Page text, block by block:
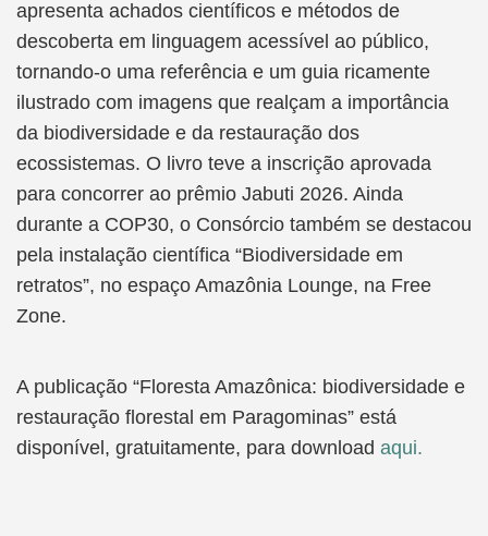
apresenta achados científicos e métodos de
descoberta em linguagem acessível ao público,
tornando-o uma referência e um guia ricamente
ilustrado com imagens que realçam a importância
da biodiversidade e da restauração dos
ecossistemas. O livro teve a inscrição aprovada
para concorrer ao prêmio Jabuti 2026. Ainda
durante a COP30, o Consórcio também se destacou
pela instalação científica “Biodiversidade em
retratos”, no espaço Amazônia Lounge, na Free
Zone.
A publicação “Floresta Amazônica: biodiversidade e
restauração florestal em Paragominas” está
disponível, gratuitamente, para download aqui.